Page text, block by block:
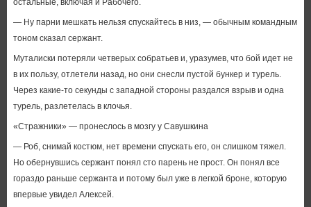
остальные, включая и Рабочего.
— Ну парни мешкать нельзя спускайтесь в низ, — обычным командным
тоном сказал сержант.
Муталиски потеряли четверых собратьев и, уразумев, что бой идет не
в их пользу, отлетели назад, но они снесли пустой бункер и турель.
Через какие-то секунды с западной стороны раздался взрыв и одна
турель, разлетелась в клочья.
«Стражники» — пронеслось в мозгу у Савушкина
— Роб, снимай костюм, нет времени спускать его, он слишком тяжел.
Но обернувшись сержант понял сто парень не прост. Он понял все
гораздо раньше сержанта и потому был уже в легкой броне, которую
впервые увидел Алексей.